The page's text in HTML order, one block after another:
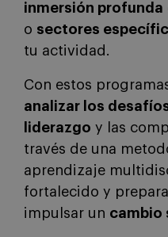
inmersión profunda
o sectores
tu actividad.
Con estos
analizar los
liderazgo y las
través de una
aprendizaje
fortalecido y
impulsar un cambio